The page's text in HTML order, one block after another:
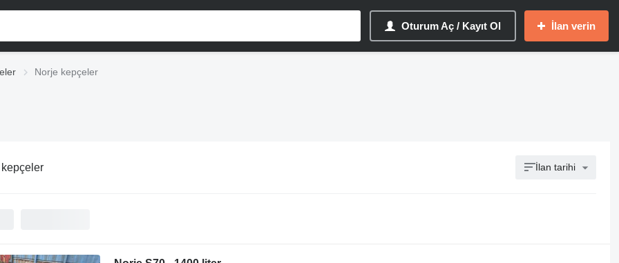
Oturum Aç / Kayıt Ol İlan verin
Norje kepçeler
İlan tarihi